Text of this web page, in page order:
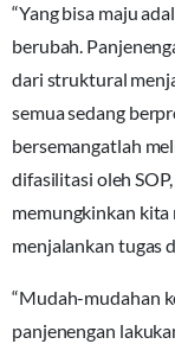
“Yang bisa maju
berubah.
dari struktural
semua sedang
bersemangatlah
difasilitasi oleh
memungkinkan
menjalankan tugas
“Mudah-mudahan
panjenengan